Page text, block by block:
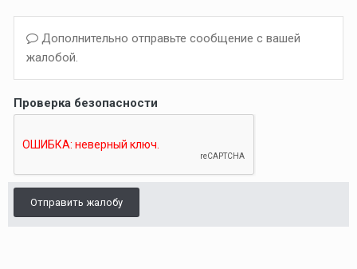
Дополнительно отправьте сообщение с вашей
жалобой.
Проверка безопасности
Отправить жалобу